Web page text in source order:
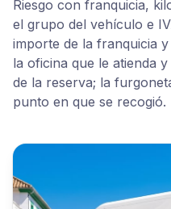
Riesgo con franquicia,
el grupo del vehículo e
importe de la franquicia
la oficina que le atienda
de la reserva; la
punto en que se recogió.